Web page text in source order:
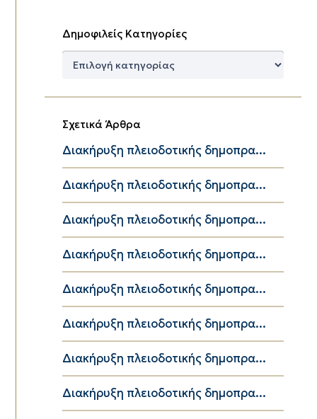
Δημοφιλείς Κατηγορίες
Δημοφιλείς
Σχετικά Άρθρα
Διακήρυξη πλειοδοτικής δημοπρα...
Διακήρυξη πλειοδοτικής δημοπρα...
Διακήρυξη πλειοδοτικής δημοπρα...
Διακήρυξη πλειοδοτικής δημοπρα...
Διακήρυξη πλειοδοτικής δημοπρα...
Διακήρυξη πλειοδοτικής δημοπρα...
Διακήρυξη πλειοδοτικής δημοπρα...
Διακήρυξη πλειοδοτικής δημοπρα...